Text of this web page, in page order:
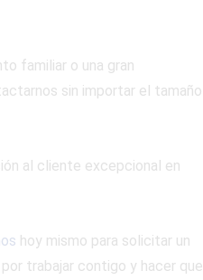
familiar o una gran
sin importar el tamaño
al cliente excepcional en
hoy mismo para solicitar un
trabajar contigo y hacer que